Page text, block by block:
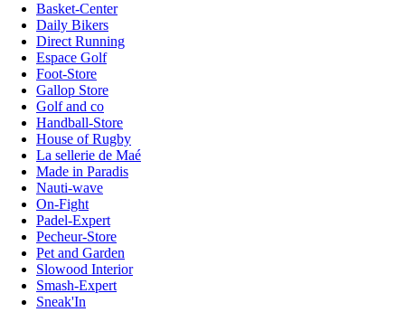
Basket-Center
Daily Bikers
Direct Running
Espace Golf
Foot-Store
Gallop Store
Golf and co
Handball-Store
House of Rugby
La sellerie de Maé
Made in Paradis
Nauti-wave
On-Fight
Padel-Expert
Pecheur-Store
Pet and Garden
Slowood Interior
Smash-Expert
Sneak'In